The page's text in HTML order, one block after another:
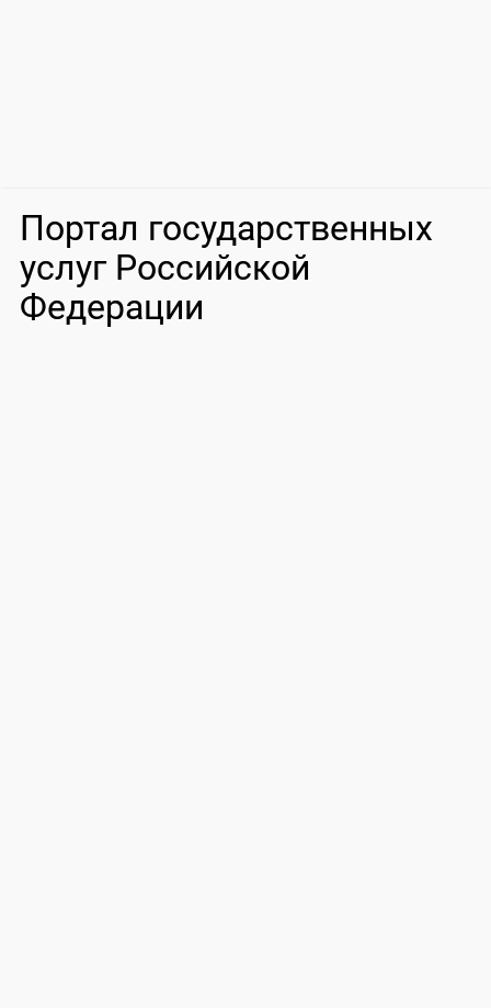
Портал государственных
услуг Российской
Федерации